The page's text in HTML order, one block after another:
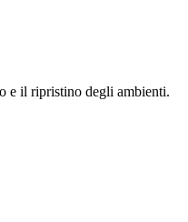
e il ripristino degli ambienti.